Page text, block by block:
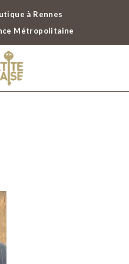
à Rennes
Métropolitaine